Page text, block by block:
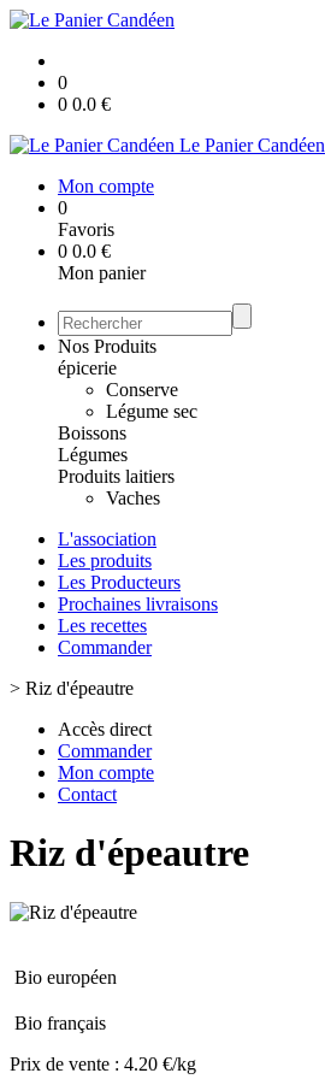
0
0 0.0 €
Le Panier Candéen
Mon compte
0
Favoris
0 0.0 €
Mon panier
Nos Produits
épicerie
Conserve
Légume sec
Boissons
Légumes
Produits laitiers
Vaches
L'association
Les produits
Les Producteurs
Prochaines livraisons
Les recettes
Commander
> Riz d'épeautre
Accès direct
Commander
Mon compte
Contact
Riz d'épeautre
Bio européen
Bio français
Prix de vente : 4.20 €/kg